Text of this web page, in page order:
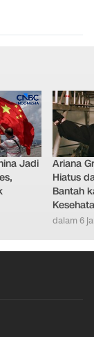
Jadi
Ariana
Hiatus